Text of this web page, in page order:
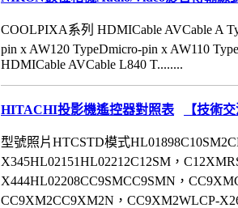
COOLPIXA系列 HDMICable AVCable A
pin x AW120 TypeDmicro-pin x AW110
HDMICable AVCable L840 T........
HITACHI投影機遙控器對照表 【技術
型號照片HTCSTD模式
X345HL02151HL02212C12SM，
X444HL02208CC9SMCC9SMN，
CC9XM2CC9XM2N，CC9XM2WLCP-